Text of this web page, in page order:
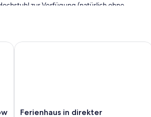
zur Verfügung (natürlich ohne
(gegen Zusatzgebühr).
Garten der kleinen
Kinderspielzeug bereit. Die
eingezäunten Grundstück in
Ferienhaus
Ferienhaus in direkter
Ferienhaus in direkter Strandnähe,